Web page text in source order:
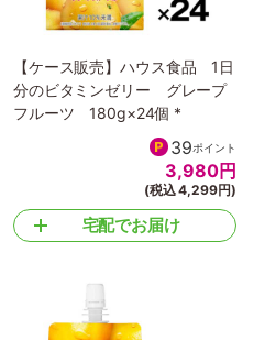
【ケース販売】ハウス食品 1日
分のビタミンゼリー グレープ
フルーツ 180g×24個 *
39ポイント
3,980円
(税込 4,299円)
宅配でお届け